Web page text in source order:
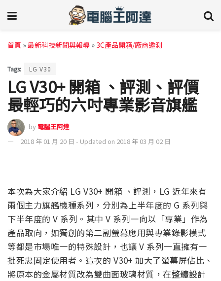
首頁 »最新科技新聞與報導 »3C產品開箱/廠商邀測
Tags: LG V30
LG V30+ 開箱 、評測、評價
最輕巧的六吋專業影音旗艦
by 電腦王阿達
2018 年 01 月 20 日 - Updated on 2018 年 03 月 02 日
本次為大家介紹 LG V30+ 開箱 、評測，LG 近年來有
兩個主力旗艦機種系列，分別為上半年度的 G 系列與
下半年度的 V 系列。其中 V 系列一向以「專業」作為
產品取向，如獨創的第二副螢幕應用與專業錄影模式
等都是市場唯一的特殊設計，也讓 V 系列一直擁有一
批死忠固定使用者。這次的 V30+ 加大了螢幕屏佔比、
將原本的金屬材質改為雙曲面玻璃材質，在整體設計